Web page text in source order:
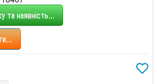
та наявність...